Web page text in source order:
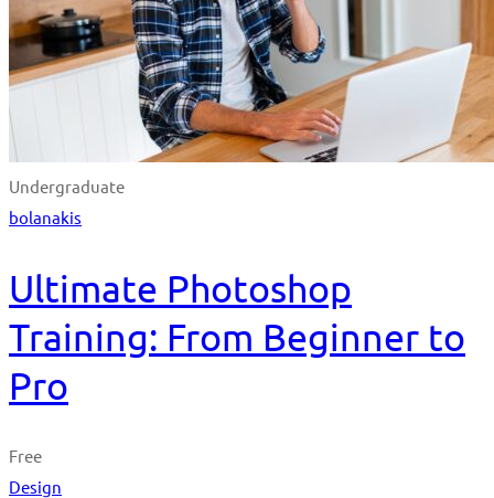
Undergraduate
bolanakis
Ultimate Photoshop
Training: From Beginner to
Pro
Free
Design